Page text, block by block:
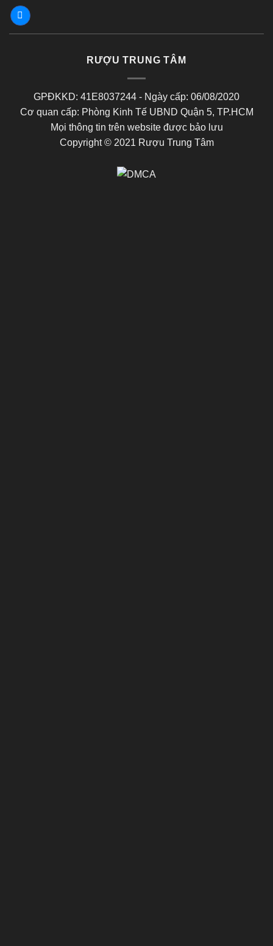
RƯỢU TRUNG TÂM
GPĐKKD: 41E8037244 - Ngày cấp: 06/08/2020
Cơ quan cấp: Phòng Kinh Tế UBND Quận 5, TP.HCM
Mọi thông tin trên website được bảo lưu
Copyright © 2021 Rượu Trung Tâm